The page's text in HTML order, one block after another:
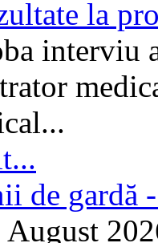
la
interviu
de gardă